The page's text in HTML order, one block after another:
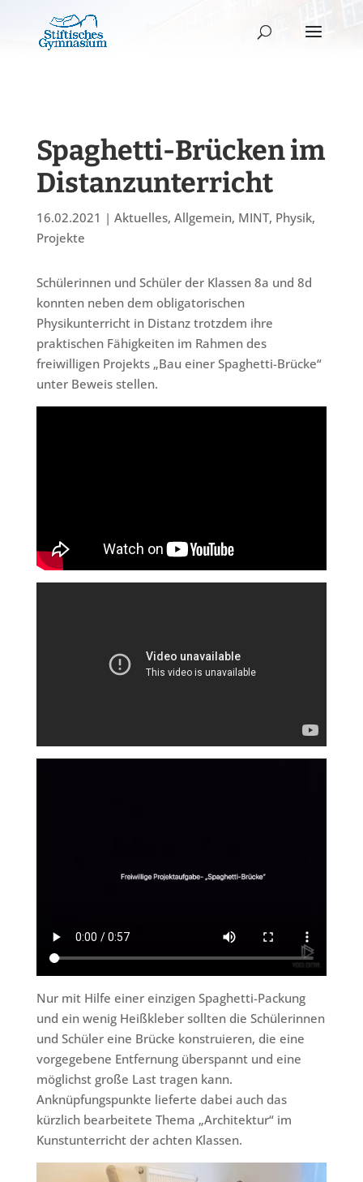
Spaghetti-Brücken im
Distanzunterricht
16.02.2021 | Aktuelles, Allgemein, MINT, Physik,
Projekte
Schülerinnen und Schüler der Klassen 8a und 8d
konnten neben dem obligatorischen
Physikunterricht in Distanz trotzdem ihre
praktischen Fähigkeiten im Rahmen des
freiwilligen Projekts „Bau einer Spaghetti-Brücke“
unter Beweis stellen.
Nur mit Hilfe einer einzigen Spaghetti-Packung
und ein wenig Heißkleber sollten die Schülerinnen
und Schüler eine Brücke konstruieren, die eine
vorgegebene Entfernung überspannt und eine
möglichst große Last tragen kann.
Anknüpfungspunkte lieferte dabei auch das
kürzlich bearbeitete Thema „Architektur“ im
Kunstunterricht der achten Klassen.